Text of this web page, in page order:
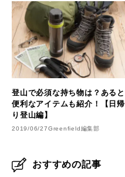
登山で必須な持ち物は？あると
便利なアイテムも紹介！【日帰
り登山編】
2019/06/27Greenfield編集部
おすすめの記事